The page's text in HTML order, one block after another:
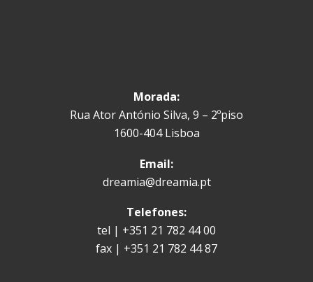
Morada:
Rua Ator António Silva, 9 – 2ºpiso
1600-404 Lisboa
Email:
dreamia@dreamia.pt
Telefones:
tel | +351 21 782 44 00
fax | +351 21 782 44 87